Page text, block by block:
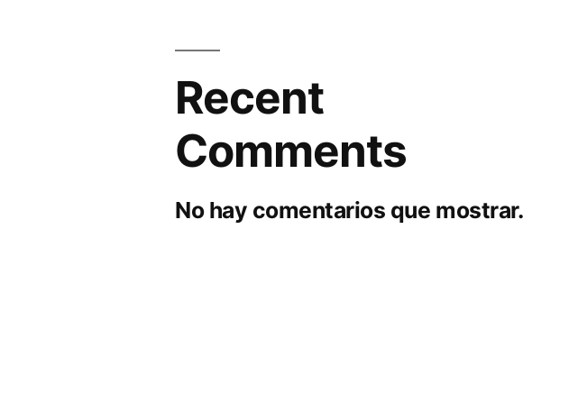
Recent
Comments
No hay comentarios que mostrar.